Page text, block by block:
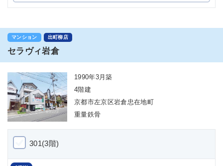
マンション 出町柳店
セラヴィ岩倉
1990年3月築
4階建
京都市左京区岩倉忠在地町
重量鉄骨
301(3階)